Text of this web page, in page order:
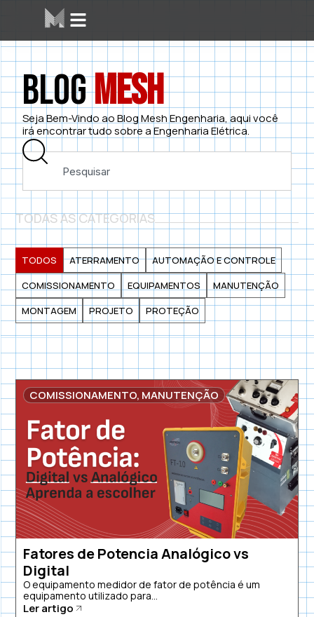
BlogMesh
Seja Bem-Vindo ao Blog Mesh Engenharia, aqui você
irá encontrar tudo sobre a Engenharia Elétrica.
TODAS AS CATEGORIAS
ATERRAMENTO
AUTOMAÇÃO E CONTROLE
COMISSIONAMENTO
EQUIPAMENTOS
MANUTENÇÃO
MONTAGEM
PROJETO PROTEÇÃO
TODOS
COMISSIONAMENTO, MANUTENÇÃO
Fatores de Potencia Analógico vs
Digital
O equipamento medidor de fator de potência é um
equipamento utilizado para...
Ler artigo